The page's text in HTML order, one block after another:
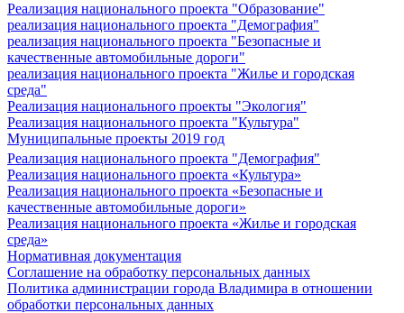
Реализация национального проекта "Образование"
реализация национального проекта "Демография"
реализация национального проекта "Безопасные и
качественные автомобильные дороги"
реализация национального проекта "Жилье и городская
среда"
Реализация национального проекты "Экология"
Реализация национального проекта "Культура"
Муниципальные проекты 2019 год
Реализация национального проекта "Демография"
Реализация национального проекта «Культура»
Реализация национального проекта «Безопасные и
качественные автомобильные дороги»
Реализация национального проекта «Жилье и городская
среда»
Нормативная документация
Соглашение на обработку персональных данных
Политика администрации города Владимира в отношении
обработки персональных данных